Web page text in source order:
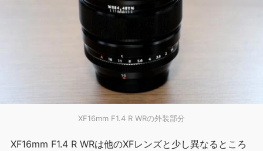
XF16mm F1.4 R WRの外装部分
XF16mm F1.4 R WRは他のXFレンズと少し異なるところ